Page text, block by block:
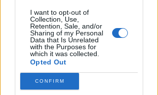
I want to opt-out of
Collection, Use,
Retention, Sale, and/or
Sharing of my Personal
Data that Is Unrelated
with the Purposes for
which it was collected.
Opted Out
CONFIRM